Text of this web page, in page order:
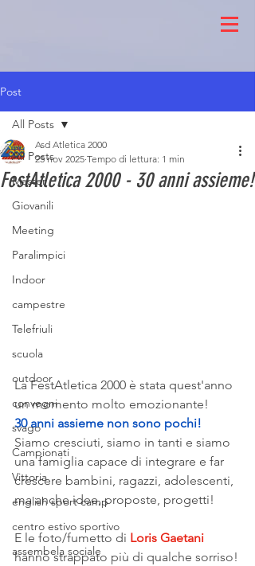
Post
All Posts
Master
Giovanili
Meeting
Paralimpici
Indoor
campestre
Telefriuli
scuola
outdoor
convegni
svago
Campionati
Vittoria
english sport camp
centro estivo sportivo
assembela sociale
All Posts
FestAtletica 2000 - 30 anni assieme!
Asd Atletica 2000
25 nov 2025 Tempo di lettura: 1 min
La FestAtletica 2000 è stata quest'anno
un momento molto emozionante!
30 anni assieme non sono pochi!
Siamo cresciuti, siamo in tanti e siamo
una famiglia capace di integrare e far
crescere bambini, ragazzi, adolescenti,
ma anche idee, proposte, progetti!
E le foto/fumetto di Loris Gaetani
hanno strappato più di qualche sorriso!